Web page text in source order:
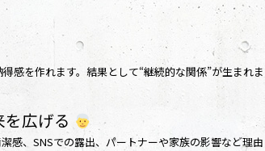
感を作れます。結果として“継続的な関係”が生まれま
広げる
感、SNSでの露出、パートナーや家族の影響など理由